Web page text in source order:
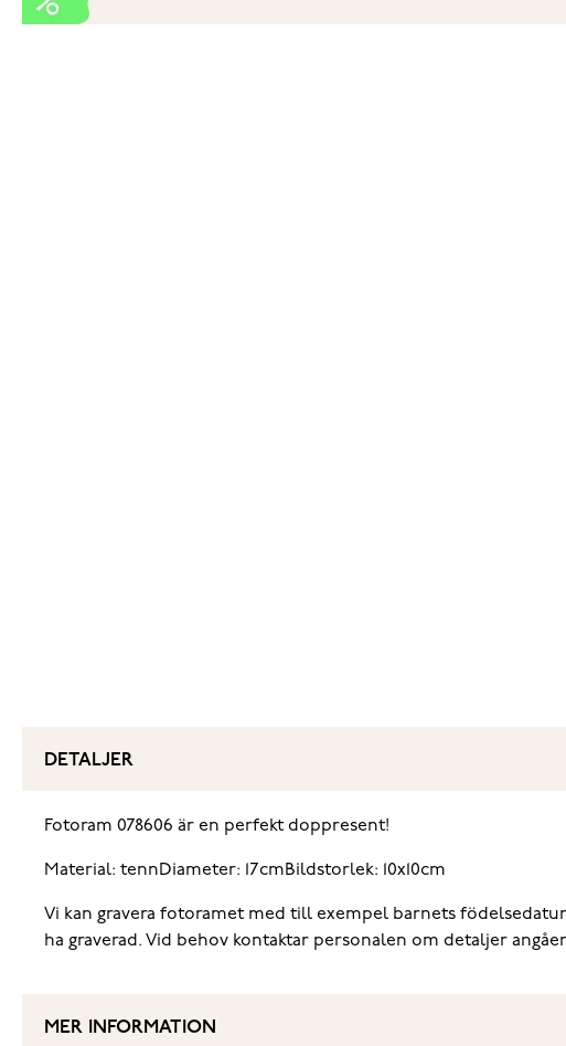
DETALJER
Fotoram 078606 är en perfekt doppresent!
Material: tennDiameter: 17cmBildstorlek: 10x10cm
Vi kan gravera fotoramet med till exempel barnets
ha graverad. Vid behov kontaktar personalen om detaljer
MER INFORMATION